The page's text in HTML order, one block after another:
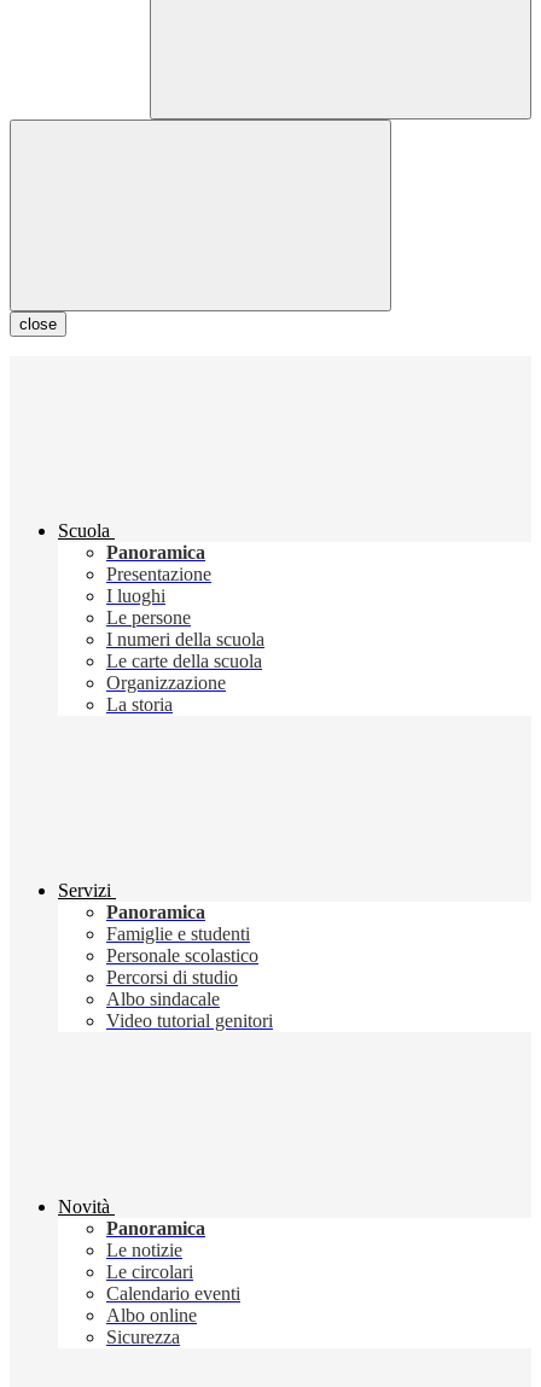
close
Scuola
Panoramica
Presentazione
I luoghi
Le persone
I numeri della scuola
Le carte della scuola
Organizzazione
La storia
Servizi
Panoramica
Famiglie e studenti
Personale scolastico
Percorsi di studio
Albo sindacale
Video tutorial genitori
Novità
Panoramica
Le notizie
Le circolari
Calendario eventi
Albo online
Sicurezza